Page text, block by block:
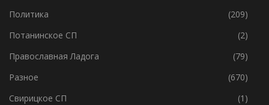
Политика
(209)
Потанинское СП
(2)
Православная Ладога
(79)
Разное
(670)
Свирицкое СП
(1)